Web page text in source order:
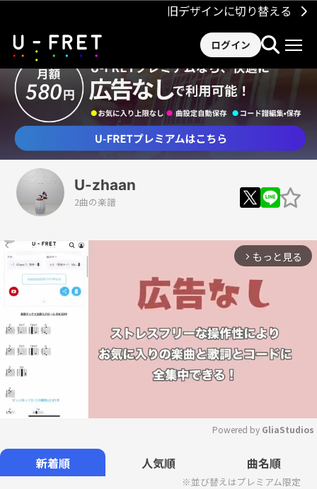
旧デザインに切り替える
ログイン
U-zhaan
2曲の楽譜
arrow_forward_ios もっと見る
Mute
Powered by GliaStudios
新着順 人気順 曲名順
※並び替えはプレミアム限定